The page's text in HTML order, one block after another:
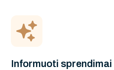
Informuoti